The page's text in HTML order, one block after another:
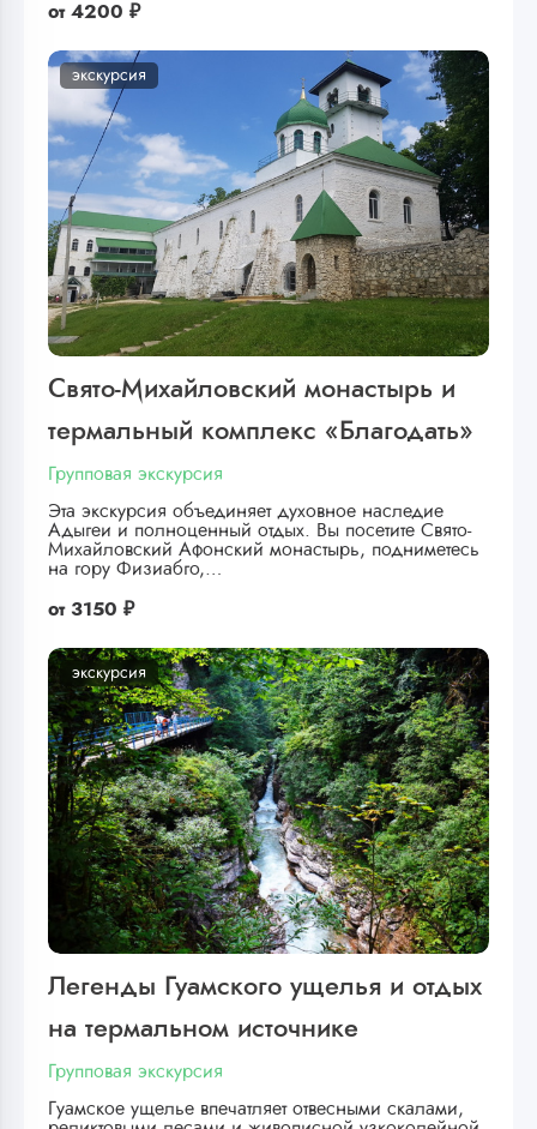
от 4200 ₽
экскурсия
Свято-Михайловский монастырь и
термальный комплекс «Благодать»
Групповая экскурсия
Эта экскурсия объединяет духовное наследие
Адыгеи и полноценный отдых. Вы посетите Свято-
Михайловский Афонский монастырь, подниметесь
на гору Физиабго,…
от 3150 ₽
экскурсия
Легенды Гуамского ущелья и отдых
на термальном источнике
Групповая экскурсия
Гуамское ущелье впечатляет отвесными скалами,